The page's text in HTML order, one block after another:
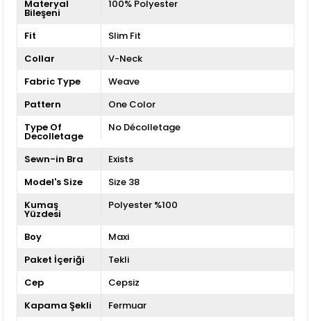
Materyal
Bileşeni
100% Polyester
Fit
Slim Fit
Collar
V-Neck
Fabric Type
Weave
Pattern
One Color
Type Of
Decolletage
No Décolletage
Sewn-in Bra
Exists
Model's Size
Size 38
Kumaş
Yüzdesi
Polyester %100
Boy
Maxi
Paket İçeriği
Tekli
Cep
Cepsiz
Kapama Şekli
Fermuar